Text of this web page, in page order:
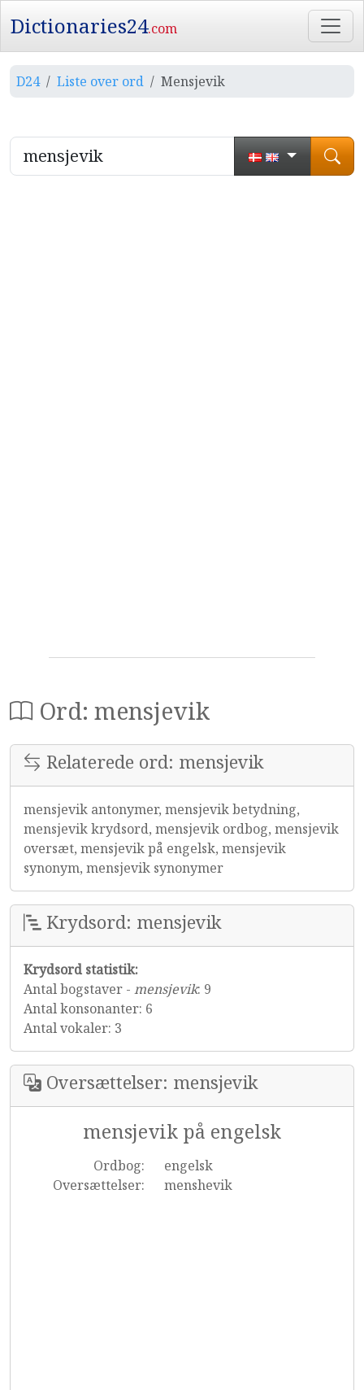
Dictionaries24.com
D24 Liste over ord Mensjevik
Ord: mensjevik
Relaterede ord: mensjevik
mensjevik antonymer, mensjevik betydning,
mensjevik krydsord, mensjevik ordbog, mensjevik
oversæt, mensjevik på engelsk, mensjevik
synonym, mensjevik synonymer
Krydsord: mensjevik
Krydsord statistik:
Antal bogstaver - mensjevik: 9
Antal konsonanter: 6
Antal vokaler: 3
Oversættelser: mensjevik
mensjevik på engelsk
Ordbog:
engelsk
Oversættelser:
menshevik